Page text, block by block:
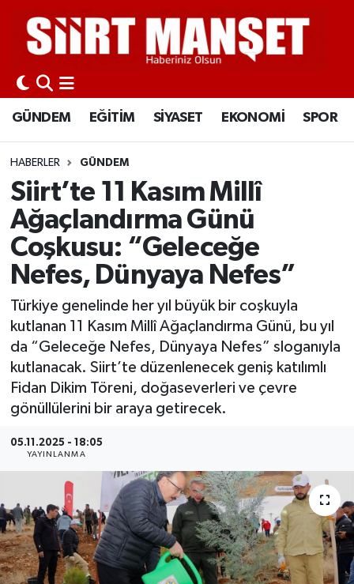
GÜNDEM EĞİTİM SİYASET EKONOMİ SPOR
HABERLER GÜNDEM
Siirt’te 11 Kasım Millî
Ağaçlandırma Günü
Coşkusu: “Geleceğe
Nefes, Dünyaya Nefes”
Türkiye genelinde her yıl büyük bir coşkuyla
kutlanan 11 Kasım Millî Ağaçlandırma Günü, bu yıl
da “Geleceğe Nefes, Dünyaya Nefes” sloganıyla
kutlanacak. Siirt’te düzenlenecek geniş katılımlı
Fidan Dikim Töreni, doğaseverleri ve çevre
gönüllülerini bir araya getirecek.
05.11.2025 - 18:05
YAYINLANMA
GÜNDEM
EĞİTİM
SİYASET
EKONOMİ
SPOR
İLÇELER
KÜLTÜR-SANAT
SAĞLIK-YAŞAM
Siirt Nöbetçi Eczaneler
Siirt Hava Durumu
Siirt Namaz Vakitleri
Siirt Trafik Yoğunluk Haritası
Süper Lig Puan Durumu ve Fikstür
Tüm Manşetler
Son Dakika Haberleri
Haber Arşivi